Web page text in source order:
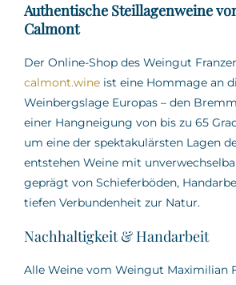
Authentische Steillagenweine
Calmont
Der Online-Shop des Weingut
calmont.wineist eine Hommage an
Weinbergslage Europas – den
einer Hangneigung von bis zu 65
um eine der spektakulärsten Lagen
entstehen Weine mit
geprägt von Schieferböden,
tiefen Verbundenheit zur Natur.
Nachhaltigkeit & Handarbeit
Alle Weine vom Weingut Maximilian